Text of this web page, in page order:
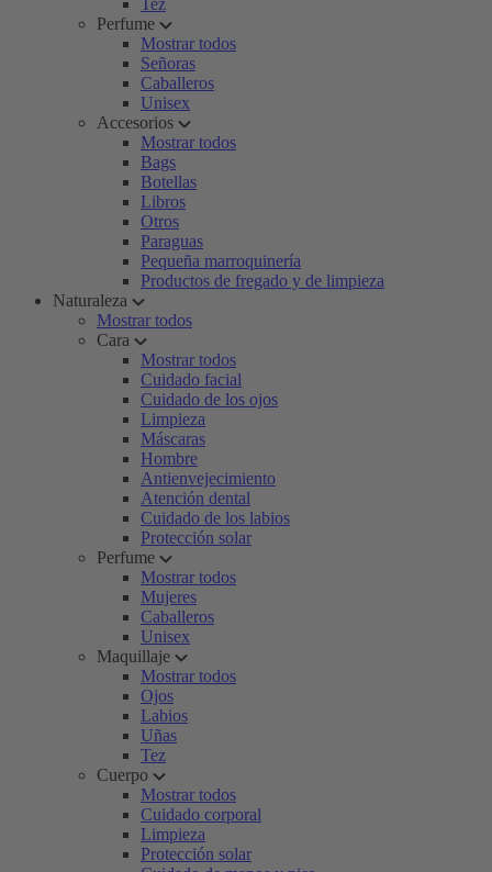
Tez
Perfume
Mostrar todos
Señoras
Caballeros
Unisex
Accesorios
Mostrar todos
Bags
Botellas
Libros
Otros
Paraguas
Pequeña marroquinería
Productos de fregado y de limpieza
Naturaleza
Mostrar todos
Cara
Mostrar todos
Cuidado facial
Cuidado de los ojos
Limpieza
Máscaras
Hombre
Antienvejecimiento
Atención dental
Cuidado de los labios
Protección solar
Perfume
Mostrar todos
Mujeres
Caballeros
Unisex
Maquillaje
Mostrar todos
Ojos
Labios
Uñas
Tez
Cuerpo
Mostrar todos
Cuidado corporal
Limpieza
Protección solar